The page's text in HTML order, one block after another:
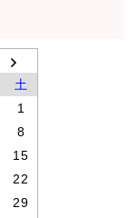
土
1
8
15
22
29